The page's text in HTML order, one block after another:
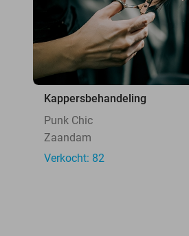
Kappersbehandeling
Punk Chic
Zaandam
Verkocht: 82